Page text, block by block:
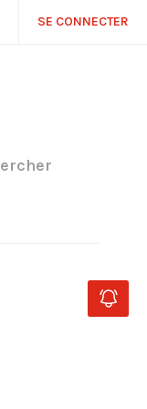
SE CONNECTER